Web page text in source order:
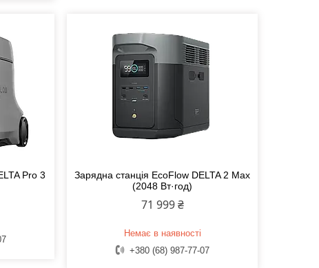
Pro 3
Зарядна станція EcoFlow DELTA 2 Max
(2048 Вт·год)
71 999 ₴
Немає в наявності
+380 (68) 987-77-07